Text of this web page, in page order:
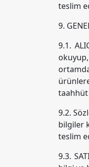
teslim
9.
9.1.
taahhüt
9.2.
bilgiler
teslim
9.3.